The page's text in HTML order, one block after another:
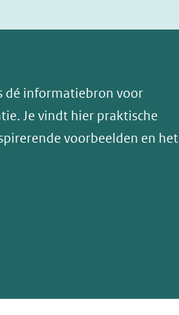
dé informatiebron voor
Je vindt hier praktische
voorbeelden en het